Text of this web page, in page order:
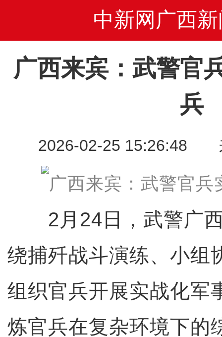
中新网广西新
广西来宾：武警官
兵
2026-02-25 15:26:48
2月24日，武警广西
绕捕歼战斗演练、小组
组织官兵开展实战化军
炼官兵在复杂环境下的